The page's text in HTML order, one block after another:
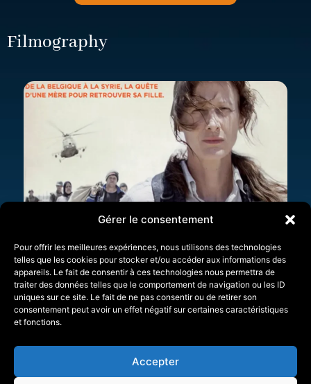
Gérer le consentement
Pour offrir les meilleures expériences, nous utilisons des technologies
telles que les cookies pour stocker et/ou accéder aux informations des
appareils. Le fait de consentir à ces technologies nous permettra de
traiter des données telles que le comportement de navigation ou les ID
uniques sur ce site. Le fait de ne pas consentir ou de retirer son
consentement peut avoir un effet négatif sur certaines caractéristiques
et fonctions.
Accepter
Filmography